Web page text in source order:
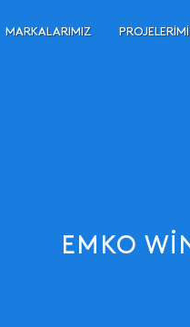
MARKALARIMIZ
EMKO